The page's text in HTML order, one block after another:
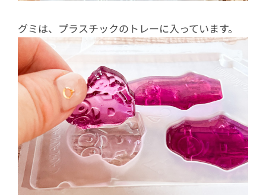
グミは、プラスチックのトレーに入っています。